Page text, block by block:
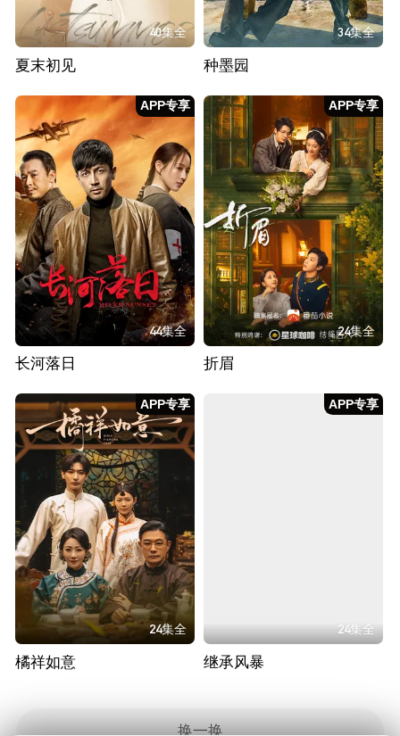
40集全
夏末初见
34集全
种墨园
APP专享
44集全
长河落日
APP专享
24集全
折眉
APP专享
24集全
橘祥如意
APP专享
24集全
继承风暴
换一换